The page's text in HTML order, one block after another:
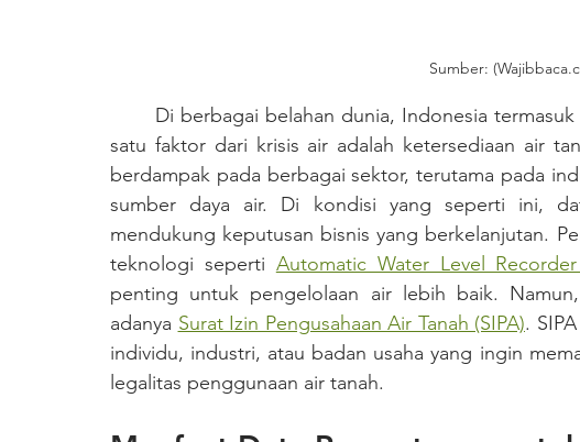
Sumber:
satu faktor dari krisis air adalah ketersediaan air
berdampak pada berbagai sektor, terutama pada
sumber daya air. Di kondisi yang seperti ini,
mendukung keputusan bisnis yang berkelanjutan.
teknologi seperti Automatic Water Level Recorder
penting untuk pengelolaan air lebih baik.
adanya Surat Izin Pengusahaan Air Tanah (SIPA).
individu, industri, atau badan usaha yang ingin
legalitas penggunaan air tanah.